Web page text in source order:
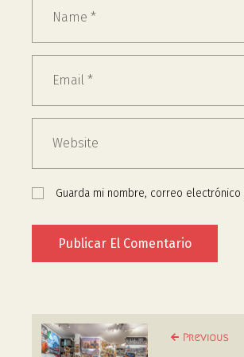
Guarda mi nombre, correo
Previous